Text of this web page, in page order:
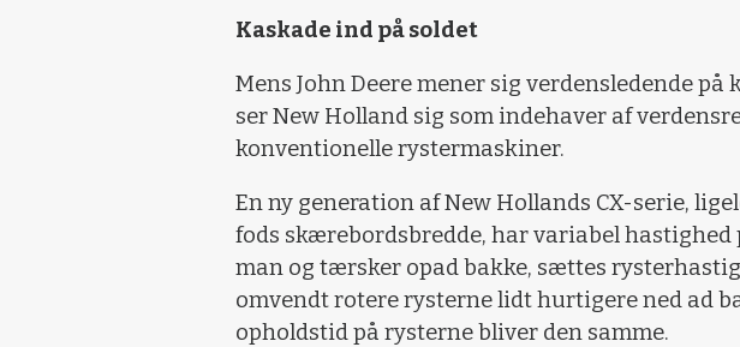
Kaskade ind på soldet
Mens John Deere mener sig verdensledende på
ser New Holland sig som indehaver af
konventionelle rystermaskiner.
En ny generation af New Hollands CX-serie,
fods skærebordsbredde, har variabel hastighed
man og tærsker opad bakke, sættes
omvendt rotere rysterne lidt hurtigere ned ad
opholdstid på rysterne bliver den samme.